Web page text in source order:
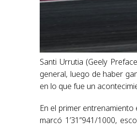
Santi Urrutia (Geely
general, luego de haber
en lo que fue un
En el primer
marcó 1’31”941/1000,